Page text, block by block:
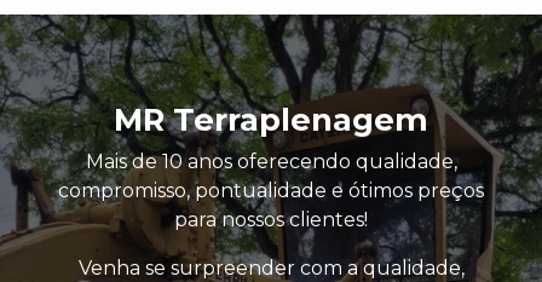
MR Terraplenagem
Mais de 10 anos oferecendo qualidade,
compromisso, pontualidade e ótimos preços
para nossos clientes!
Venha se surpreender com a qualidade,